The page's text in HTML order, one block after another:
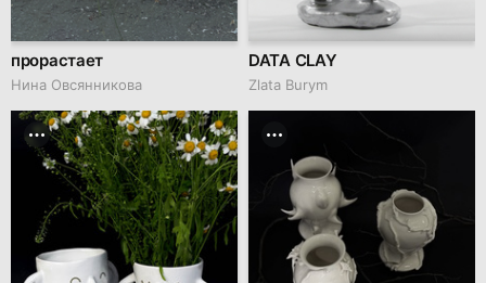
прорастает
Нина Овсянникова
DATA CLAY
Zlata Burym